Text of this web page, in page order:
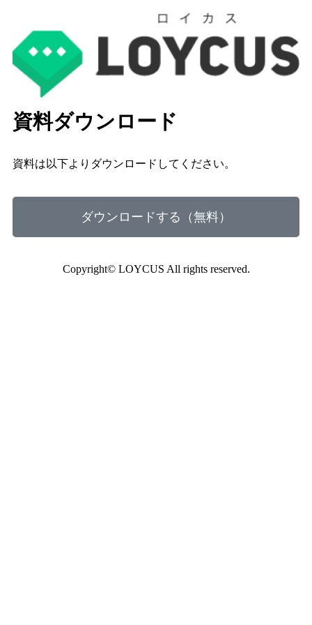
資料ダウンロード
資料は以下よりダウンロードしてください。
ダウンロードする（無料）
Copyright© LOYCUS All rights reserved.